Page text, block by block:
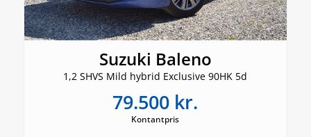
Suzuki Baleno
1,2 SHVS Mild hybrid Exclusive 90HK 5d
79.500 kr.
Kontantpris